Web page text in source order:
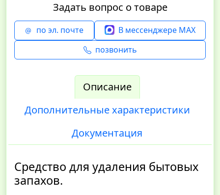
Задать вопрос о товаре
по эл. почте
В мессенджере MAX
позвонить
Описание
Дополнительные характеристики
Документация
Средство для удаления бытовых
запахов.